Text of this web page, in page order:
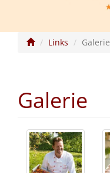
Links Galerie
Galerie